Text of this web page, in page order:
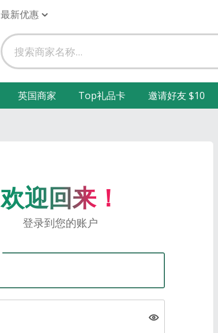
最新优惠
英国商家 Top礼品卡 邀请好友 $10
欢迎回来！
登录到您的账户